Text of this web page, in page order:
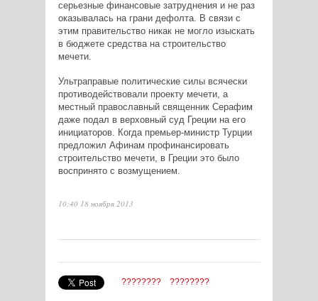
серьезные финансовые затруднения и не раз
оказывалась на грани дефолта. В связи с
этим правительство никак не могло изыскать
в бюджете средства на строительство
мечети.
Ультраправые политические силы всячески
противодействовали проекту мечети, а
местный православный священник Серафим
даже подал в верховный суд Греции на его
инициаторов. Когда премьер-министр Турции
предложил Афинам профинансировать
строительство мечети, в Греции это было
воспринято с возмущением.
10:40 18 ноября 2013
???????? ????????